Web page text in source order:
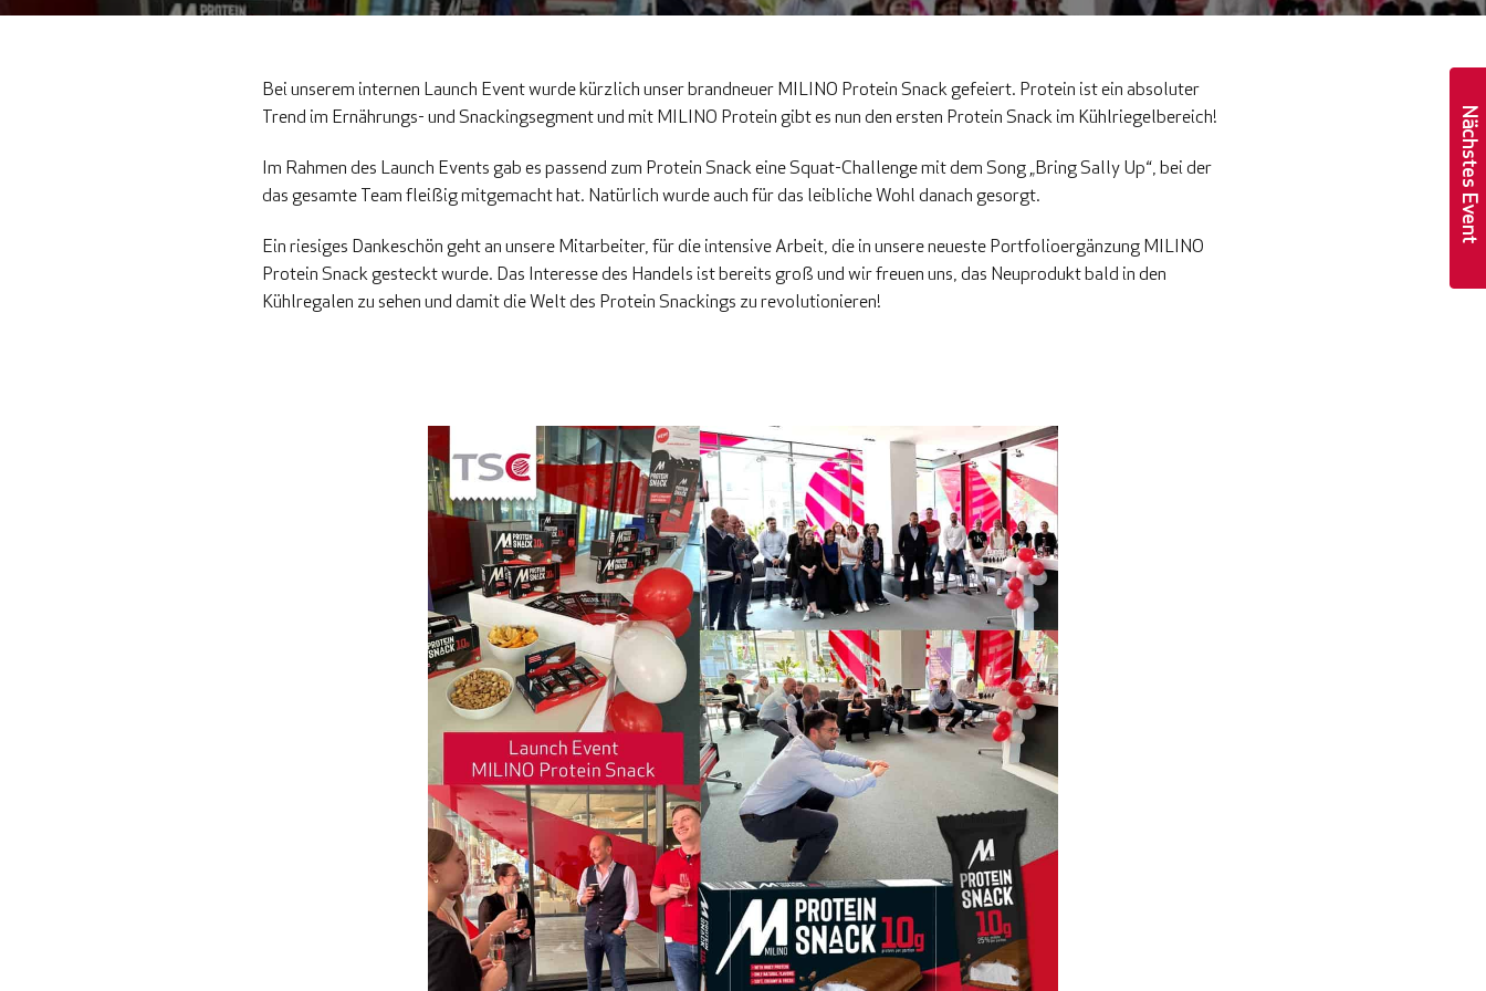
Bei unserem internen Launch Event wurde kürzlich unser brandneuer MILINO Protein Snack gefeiert. Protein ist ein absoluter
Trend im Ernährungs- und Snackingsegment und mit MILINO Protein gibt es nun den ersten Protein Snack im Kühlriegelbereich!
Im Rahmen des Launch Events gab es passend zum Protein Snack eine Squat-Challenge mit dem Song „Bring Sally Up“, bei der
das gesamte Team fleißig mitgemacht hat. Natürlich wurde auch für das leibliche Wohl danach gesorgt.
Ein riesiges Dankeschön geht an unsere Mitarbeiter, für die intensive Arbeit, die in unsere neueste Portfolioergänzung MILINO
Protein Snack gesteckt wurde. Das Interesse des Handels ist bereits groß und wir freuen uns, das Neuprodukt bald in den
Kühlregalen zu sehen und damit die Welt des Protein Snackings zu revolutionieren!
Nächstes Event